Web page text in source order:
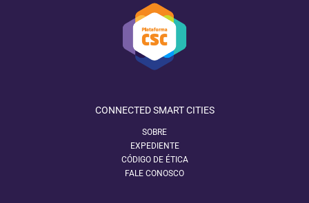
CONNECTED SMART CITIES
SOBRE
EXPEDIENTE
CÓDIGO DE ÉTICA
FALE CONOSCO